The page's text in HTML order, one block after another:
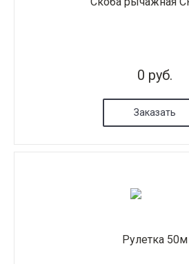
0 руб.
Заказать
Рулетка 50м